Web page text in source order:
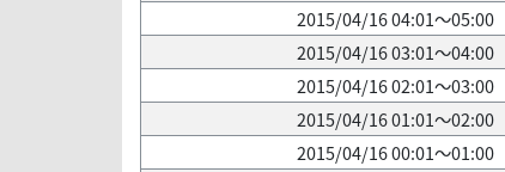
2015/04/16 04:01～05:00
2015/04/16 03:01～04:00
2015/04/16 02:01～03:00
2015/04/16 01:01～02:00
2015/04/16 00:01～01:00